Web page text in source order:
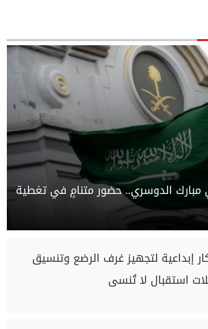
مبارك الدوسري.. حضور متنامٍ في تغطية
إبداعية لتجهيز غرف الرضع وتنسيق
استقبال لا تُنسى